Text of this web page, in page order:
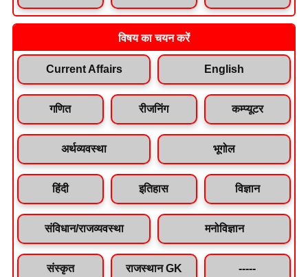
विषय का चयन करें
Current Affairs English
गणित रीजनिंग कम्प्यूटर
अर्थव्यवस्था भूगोल
हिंदी इतिहास विज्ञान
संविधान/राजव्यवस्था मनोविज्ञान
संस्कृत राजस्थान GK -----